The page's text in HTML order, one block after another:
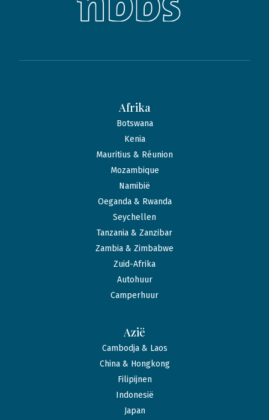
Afrika
Botswana
Kenia
Mauritius & Réunion
Mozambique
Namibië
Oeganda & Rwanda
Seychellen
Tanzania & Zanzibar
Zambia & Zimbabwe
Zuid-Afrika
Autohuur
Camperhuur
Azië
Cambodja & Laos
China & Hongkong
Filipijnen
Indonesië
Japan